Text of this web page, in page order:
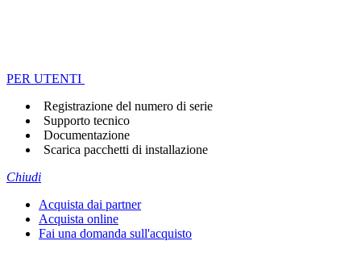
PER UTENTI
Registrazione del numero di serie
Supporto tecnico
Documentazione
Scarica pacchetti di installazione
Chiudi
Acquista dai partner
Acquista online
Fai una domanda sull'acquisto